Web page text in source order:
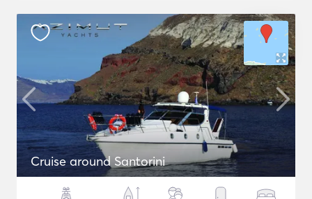
Cruise around Santorini